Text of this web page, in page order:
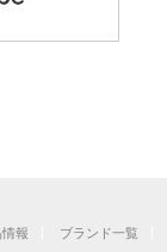
報
ブランド一覧